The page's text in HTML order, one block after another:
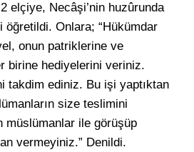
elçiye, Necâşi’nin huzûrunda
öğretildi. Onlara; “Hükümdar
onun patriklerine ve
birine hediyelerini veriniz.
takdim ediniz. Bu işi yaptıktan
size teslimini
müslümanlar ile görüşüp
vermeyiniz.” Denildi.